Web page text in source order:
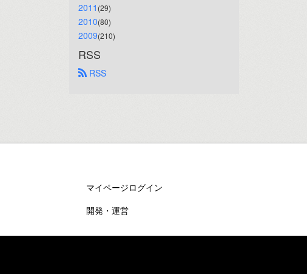
2011 (29)
2010(80)
2009(210)
RSS
RSS
マイページログイン
開発・運営